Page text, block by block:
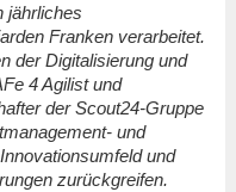
jährliches
Franken verarbeitet.
der Digitalisierung und
4 Agilist und
der Scout24-Gruppe
und
und
zurückgreifen.